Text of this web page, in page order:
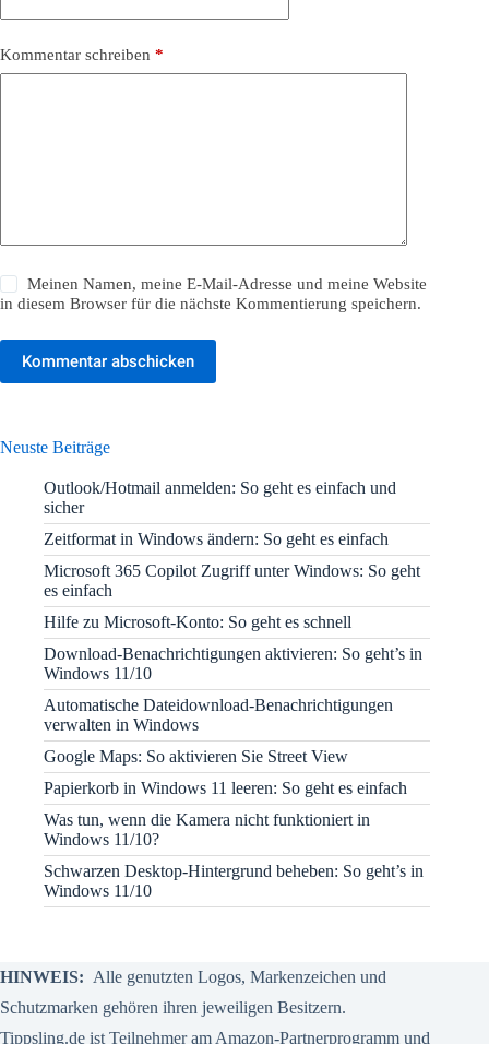
Kommentar schreiben *
Meinen Namen, meine E-Mail-Adresse und meine Website
in diesem Browser für die nächste Kommentierung speichern.
Kommentar abschicken
Neuste Beiträge
Outlook/Hotmail anmelden: So geht es einfach und
sicher
Zeitformat in Windows ändern: So geht es einfach
Microsoft 365 Copilot Zugriff unter Windows: So geht
es einfach
Hilfe zu Microsoft-Konto: So geht es schnell
Download-Benachrichtigungen aktivieren: So geht’s in
Windows 11/10
Automatische Dateidownload-Benachrichtigungen
verwalten in Windows
Google Maps: So aktivieren Sie Street View
Papierkorb in Windows 11 leeren: So geht es einfach
Was tun, wenn die Kamera nicht funktioniert in
Windows 11/10?
Schwarzen Desktop-Hintergrund beheben: So geht’s in
Windows 11/10
HINWEIS: Alle genutzten Logos, Markenzeichen und
Schutzmarken gehören ihren jeweiligen Besitzern.
Tippsling.de ist Teilnehmer am Amazon-Partnerprogramm und